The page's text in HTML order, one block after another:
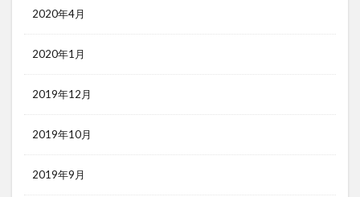
2020年4月
2020年1月
2019年12月
2019年10月
2019年9月